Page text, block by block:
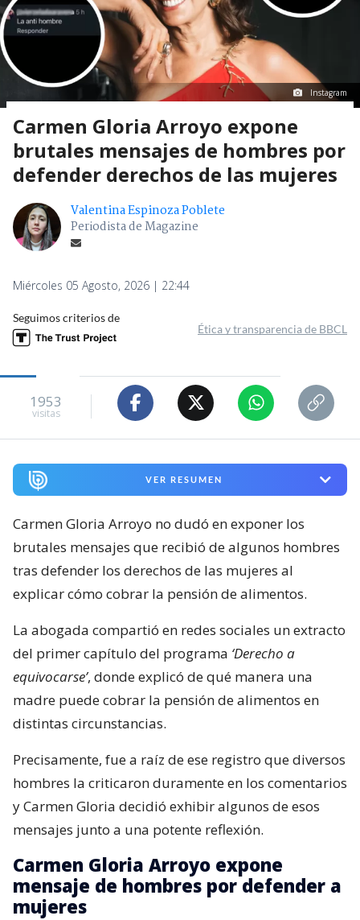
Instagram
Carmen Gloria Arroyo expone
brutales mensajes de hombres por
defender derechos de las mujeres
Valentina Espinoza Poblete
Periodista de Magazine
Miércoles 05 Agosto, 2026 | 22:44
Seguimos criterios de
Ética y transparencia de BBCL
1953
visitas
VER RESUMEN
Carmen Gloria Arroyo no dudó en exponer los
brutales mensajes que recibió de algunos hombres
tras defender los derechos de las mujeres al
explicar cómo cobrar la pensión de alimentos.
La abogada compartió en redes sociales un extracto
del primer capítulo del programa ‘Derecho a
equivocarse’, donde explicó de qué manera una
madre puede cobrar la pensión de alimentos en
distintas circunstancias.
Precisamente, fue a raíz de ese registro que diversos
hombres la criticaron duramente en los comentarios
y Carmen Gloria decidió exhibir algunos de esos
mensajes junto a una potente reflexión.
Carmen Gloria Arroyo expone
mensaje de hombres por defender a
mujeres